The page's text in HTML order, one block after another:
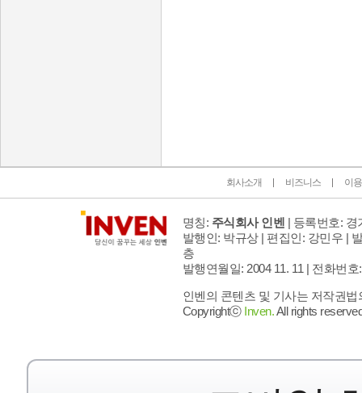
회사소개 비즈니스 이
명칭: 주식회사 인벤 | 등록번호: 경
발행인: 박규상 | 편집인: 강민우 |
층
발행연월일: 2004 11. 11 | 전화번호
인벤의 콘텐츠 및 기사는 저작권
Copyrightⓒ Inven.All rights